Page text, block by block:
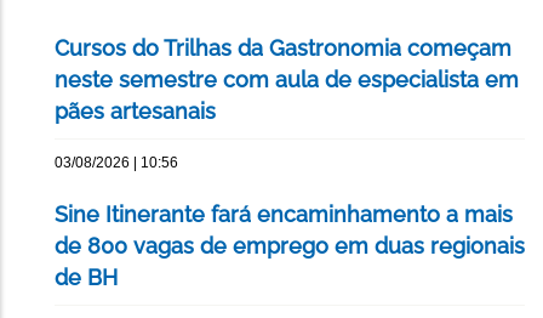
Cursos do Trilhas da Gastronomia começam
neste semestre com aula de especialista em
pães artesanais
03/08/2026 | 10:56
Sine Itinerante fará encaminhamento a mais
de 800 vagas de emprego em duas regionais
de BH